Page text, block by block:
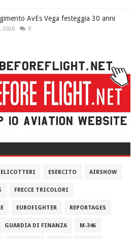
AvEs Vega festeggia 30 anni
2026 0
ELICOTTERI ESERCITO AIRSHOW
FRECCE TRICOLORI
EUROFIGHTER REPORTAGES
GUARDIA DI FINANZA M-346